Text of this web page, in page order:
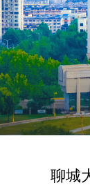
聊城